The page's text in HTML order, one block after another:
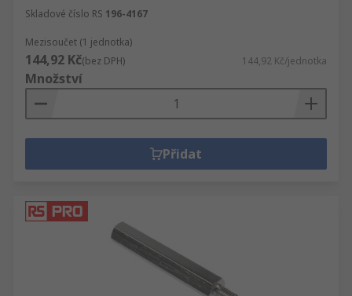
Skladové číslo RS 196-4167
Mezisoučet (1 jednotka)
144,92 Kč(bez DPH) 144,92 Kč/jednotka
Množství
Přidat